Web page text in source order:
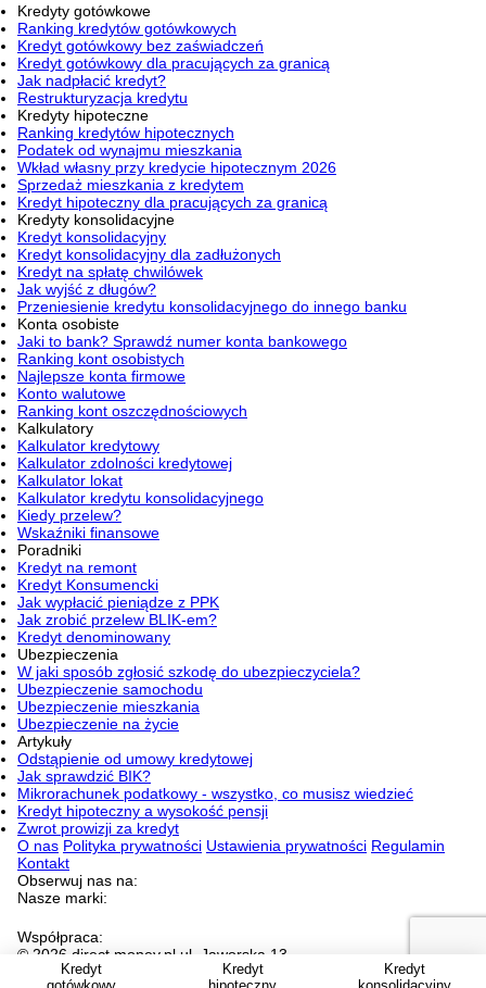
Kredyt
Kredyt
Kredyt
Kredyty gotówkowe
Ranking kredytów gotówkowych
Kredyt gotówkowy bez zaświadczeń
Kredyt gotówkowy dla pracujących za granicą
Jak nadpłacić kredyt?
Restrukturyzacja kredytu
Kredyty hipoteczne
Ranking kredytów hipotecznych
Podatek od wynajmu mieszkania
Wkład własny przy kredycie hipotecznym 2026
Sprzedaż mieszkania z kredytem
Kredyt hipoteczny dla pracujących za granicą
Kredyty konsolidacyjne
Kredyt konsolidacyjny
Kredyt konsolidacyjny dla zadłużonych
Kredyt na spłatę chwilówek
Jak wyjść z długów?
Przeniesienie kredytu konsolidacyjnego do innego banku
Konta osobiste
Jaki to bank? Sprawdź numer konta bankowego
Ranking kont osobistych
Najlepsze konta firmowe
Konto walutowe
Ranking kont oszczędnościowych
Kalkulatory
Kalkulator kredytowy
Kalkulator zdolności kredytowej
Kalkulator lokat
Kalkulator kredytu konsolidacyjnego
Kiedy przelew?
Wskaźniki finansowe
Poradniki
Kredyt na remont
Kredyt Konsumencki
Jak wypłacić pieniądze z PPK
Jak zrobić przelew BLIK-em?
Kredyt denominowany
Ubezpieczenia
W jaki sposób zgłosić szkodę do ubezpieczyciela?
Ubezpieczenie samochodu
Ubezpieczenie mieszkania
Ubezpieczenie na życie
Artykuły
Odstąpienie od umowy kredytowej
Jak sprawdzić BIK?
Mikrorachunek podatkowy - wszystko, co musisz wiedzieć
Kredyt hipoteczny a wysokość pensji
Zwrot prowizji za kredyt
O nas Polityka prywatności Ustawienia prywatności Regulamin
Kontakt
Obserwuj nas na:
Nasze marki:
Współpraca:
© 2026 direct.money.pl ul. Jaworska 13,
53-612 Wrocław NIP 897-16-52-608
Jesteśmy częścią WP